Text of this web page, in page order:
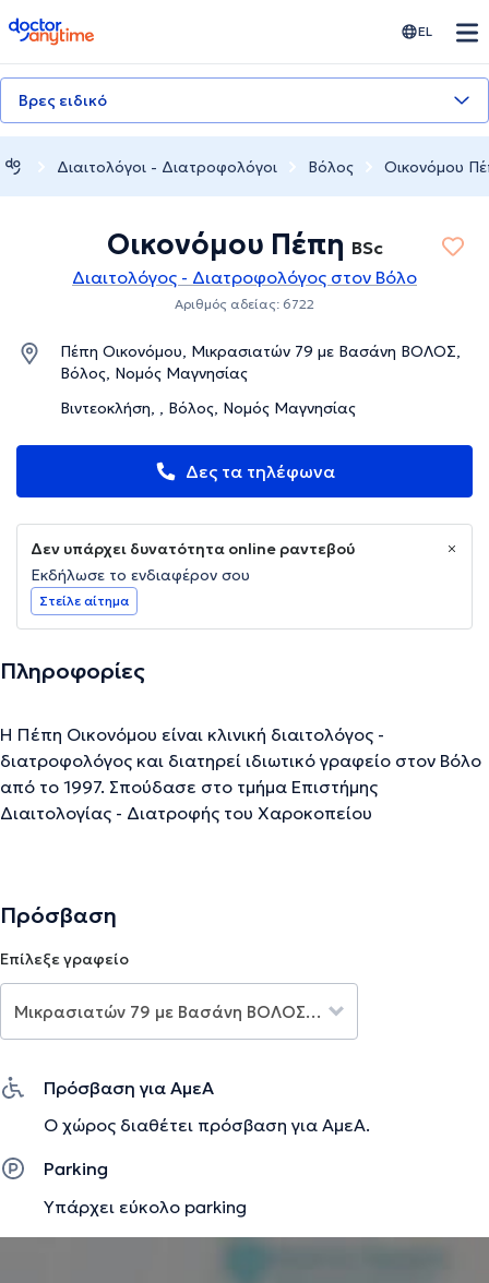
doctoranytime EL
Βρες ειδικό
Διαιτολόγοι - Διατροφολόγοι Βόλος Οικονόμου
Οικονόμου Πέπη BSc
Διαιτολόγος - Διατροφολόγος στον Βόλο
Αριθμός αδείας: 6722
Πέπη Οικονόμου, Μικρασιατών 79 με Βασάνη ΒΟΛΟΣ,
Βόλος, Νομός Μαγνησίας
Βιντεοκλήση, , Βόλος, Νομός Μαγνησίας
Δες τα τηλέφωνα
Δεν υπάρχει δυνατότητα online ραντεβού
Εκδήλωσε το ενδιαφέρον σου
Στείλε αίτημα
Πληροφορίες
Η Πέπη Οικονόμου είναι κλινική διαιτολόγος -
διατροφολόγος και διατηρεί ιδιωτικό γραφείο στον Βόλο
από το 1997. Σπούδασε στο τμήμα Επιστήμης
Διαιτολογίας - Διατροφής του Χαροκοπείου
εκπαιδεύοντας τα άτομα όχι να κάνουν δίαιτα, αλλά να
την ψυχολογία και το ωράριό τους.
Την περιγραφή επιμελείται η ομάδα του doctoranytime βασισμένη σε
Πρόσβαση
Επίλεξε γραφείο
Πρόσβαση για ΑμεΑ
Ο χώρος διαθέτει πρόσβαση για ΑμεΑ.
Parking
Υπάρχει εύκολο parking